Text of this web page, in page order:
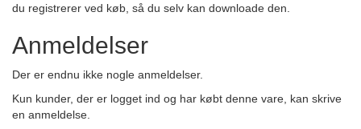
du registrerer ved køb, så du selv kan downloade den.
Anmeldelser
Der er endnu ikke nogle anmeldelser.
Kun kunder, der er logget ind og har købt denne vare, kan skrive
en anmeldelse.